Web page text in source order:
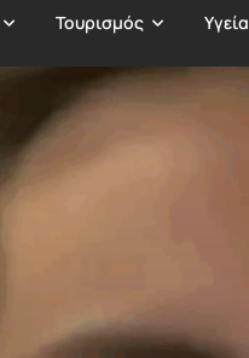
Τουρισμός Υγεία